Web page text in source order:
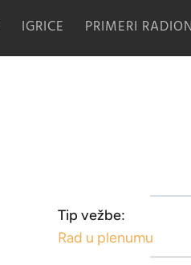
IGRICE PRIMERI
Tip vežbe:
Rad u plenumu